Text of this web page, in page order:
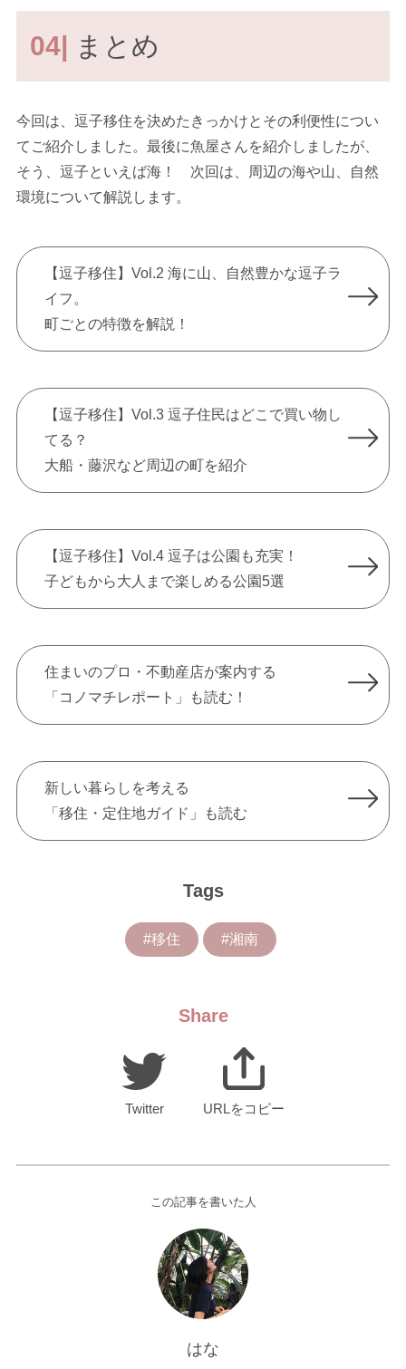
04| まとめ
今回は、逗子移住を決めたきっかけとその利便性につい
てご紹介しました。最後に魚屋さんを紹介しましたが、
そう、逗子といえば海！ 次回は、周辺の海や山、自然
環境について解説します。
【逗子移住】Vol.2 海に山、自然豊かな逗子ラ
イフ。
町ごとの特徴を解説！
【逗子移住】Vol.3 逗子住民はどこで買い物し
てる？
大船・藤沢など周辺の町を紹介
【逗子移住】Vol.4 逗子は公園も充実！
子どもから大人まで楽しめる公園5選
住まいのプロ・不動産店が案内する
「コノマチレポート」も読む！
新しい暮らしを考える
「移住・定住地ガイド」も読む
Tags
#移住 #湘南
Share
Twitter URLをコピー
この記事を書いた人
はな